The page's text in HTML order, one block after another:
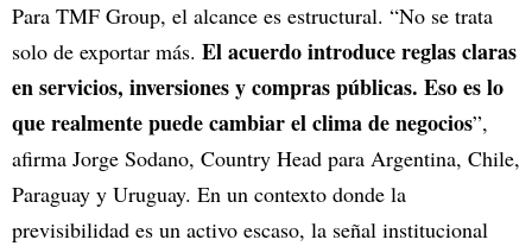
Para TMF Group, el alcance es estructural. “No se trata
solo de exportar más. El acuerdo introduce reglas claras
en servicios, inversiones y compras públicas. Eso es lo
que realmente puede cambiar el clima de negocios”,
afirma Jorge Sodano, Country Head para Argentina, Chile,
Paraguay y Uruguay. En un contexto donde la
previsibilidad es un activo escaso, la señal institucional